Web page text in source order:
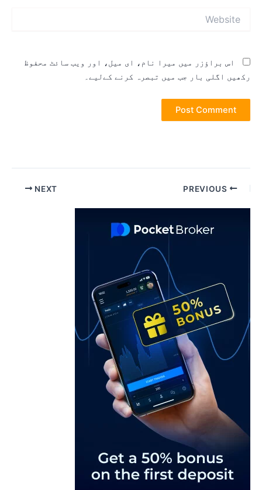
اس براؤزر میں میرا نام، ای میل، اور ویب سائٹ محفوظ
اگلی بار جب میں تبصرہ کرنے کےلیے۔
NEXT